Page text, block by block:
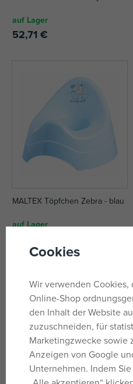
auf Lager
52,71 €
MALTEX Töpfchen Zebra - blau
auf Lager
5,19 €
Cookies
Wir verwenden
Online-Shop
den Inhalt der Website
zuzuschneiden, für
Marketingzwecke sowie
Anzeigen von Google
Unternehmen. Indem